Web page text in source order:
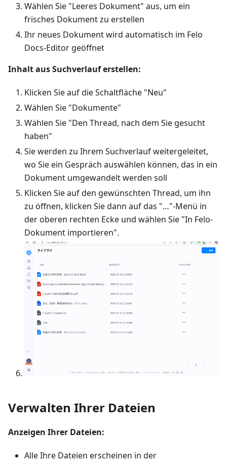
Wählen Sie "Leeres Dokument" aus, um ein
frisches Dokument zu erstellen
Ihr neues Dokument wird automatisch im Felo
Docs-Editor geöffnet
Inhalt aus Suchverlauf erstellen:
Klicken Sie auf die Schaltfläche "Neu"
Wählen Sie "Dokumente"
Wählen Sie "Den Thread, nach dem Sie gesucht
haben"
Sie werden zu Ihrem Suchverlauf weitergeleitet,
wo Sie ein Gespräch auswählen können, das in ein
Dokument umgewandelt werden soll
Klicken Sie auf den gewünschten Thread, um ihn
zu öffnen, klicken Sie dann auf das "…"-Menü in
der oberen rechten Ecke und wählen Sie "In Felo-
Dokument importieren".
Verwalten Ihrer Dateien
Anzeigen Ihrer Dateien:
Alle Ihre Dateien erscheinen in der